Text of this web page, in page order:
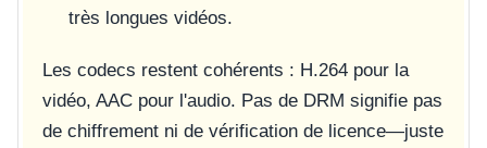
très longues vidéos.
Les codecs restent cohérents : H.264 pour la
vidéo, AAC pour l'audio. Pas de DRM signifie pas
de chiffrement ni de vérification de licence—juste